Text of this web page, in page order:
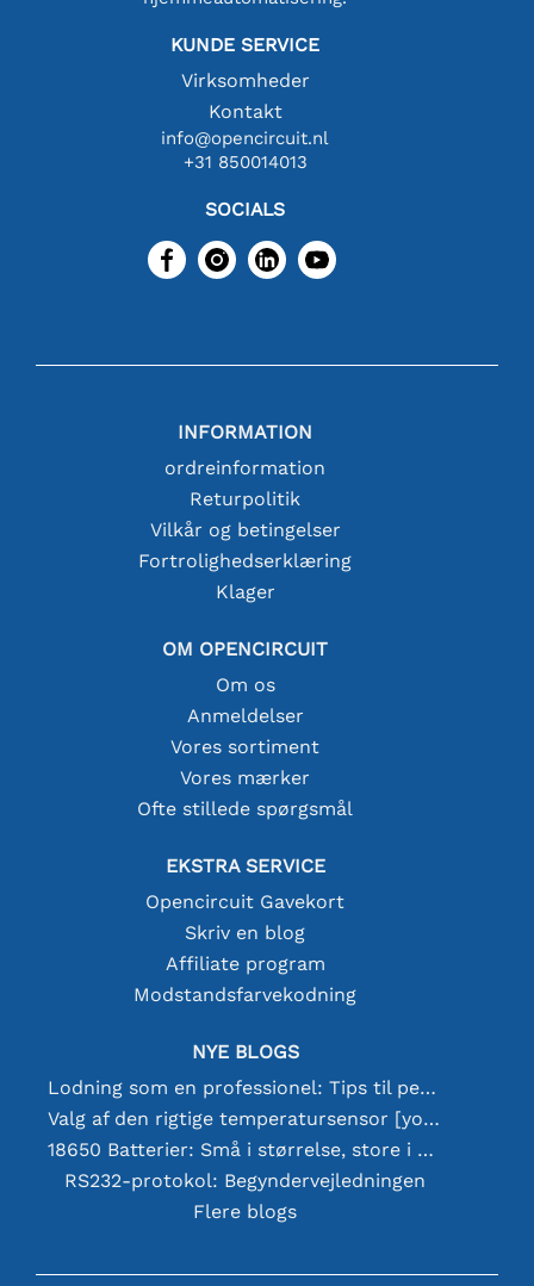
KUNDE SERVICE
Virksomheder
Kontakt
info@opencircuit.nl
+31 850014013
SOCIALS
INFORMATION
ordreinformation
Returpolitik
Vilkår og betingelser
Fortrolighedserklæring
Klager
OM OPENCIRCUIT
Om os
Anmeldelser
Vores sortiment
Vores mærker
Ofte stillede spørgsmål
EKSTRA SERVICE
Opencircuit Gavekort
Skriv en blog
Affiliate program
Modstandsfarvekodning
NYE BLOGS
Lodning som en professionel: Tips til perfekte elektroniske forbindelser
Valg af den rigtige temperatursensor [youtube]
18650 Batterier: Små i størrelse, store i ydeevne
RS232-protokol: Begyndervejledningen
Flere blogs